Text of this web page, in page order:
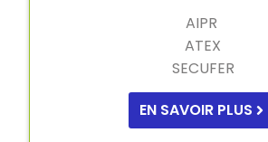
AIPR
ATEX
SECUFER
EN SAVOIR PLUS